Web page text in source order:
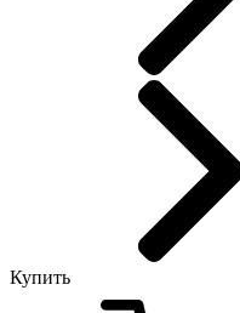
Купить